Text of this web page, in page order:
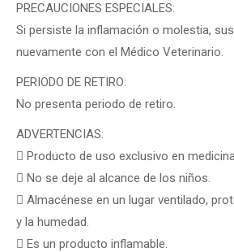
PRECAUCIONES ESPECIALES:
Si persiste la inflamación o molestia,
nuevamente con el Médico Veterinario.
PERIODO DE RETIRO:
No presenta periodo de retiro.
ADVERTENCIAS:
 Producto de uso exclusivo en
 No se deje al alcance de los niños.
 Almacénese en un lugar ventilado,
y la humedad.
 Es un producto inflamable.